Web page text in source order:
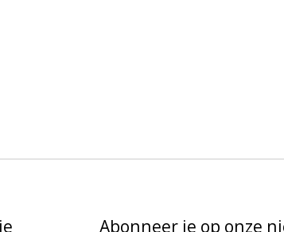
Abonneer je op onze